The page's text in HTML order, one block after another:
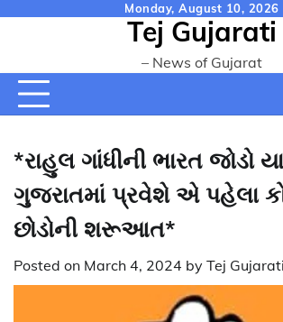
Monday, August 10, 2026
Tej Gujarati
– News of Gujarat
*રાહુલ ગાંધીની ભારત જોડો
ગુજરાતમાં પ્રવેશે એ પહેલા
છોડોની શરૂઆત*
Posted on March 4, 2024 by Tej Gujarati